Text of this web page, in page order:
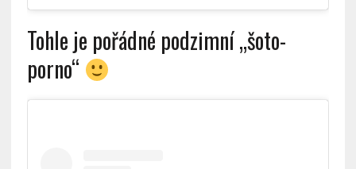
Tohle je pořádné podzimní „šoto-
porno“